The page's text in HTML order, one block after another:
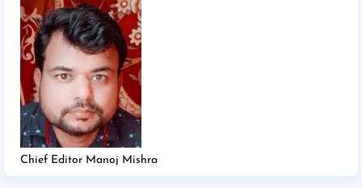
Chief Editor Manoj Mishra